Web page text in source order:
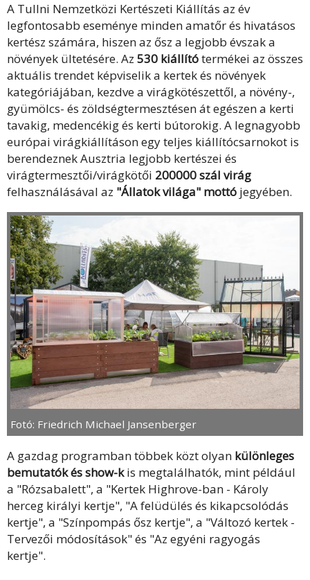
A Tullni Nemzetközi Kertészeti Kiállítás az év
legfontosabb eseménye minden amatőr és hivatásos
kertész számára, hiszen az ősz a legjobb évszak a
növények ültetésére. Az 530 kiállítótermékei az összes
aktuális trendet képviselik a kertek és növények
kategóriájában, kezdve a virágkötészettől, a növény-,
gyümölcs- és zöldségtermesztésen át egészen a kerti
tavakig, medencékig és kerti bútorokig. A legnagyobb
európai virágkiállításon egy teljes kiállítócsarnokot is
berendeznek Ausztria legjobb kertészei és
virágtermesztői/virágkötői 200000 szál virág
felhasználásával az "Állatok világa" mottó jegyében.
Fotó: Friedrich Michael Jansenberger
A gazdag programban többek közt olyan különleges
bemutatók és show-kis megtalálhatók, mint például
a "Rózsabalett", a "Kertek Highrove-ban - Károly
herceg királyi kertje", "A felüdülés és kikapcsolódás
kertje", a "Színpompás ősz kertje", a "Változó kertek -
Tervezői módosítások" és "Az egyéni ragyogás
kertje".